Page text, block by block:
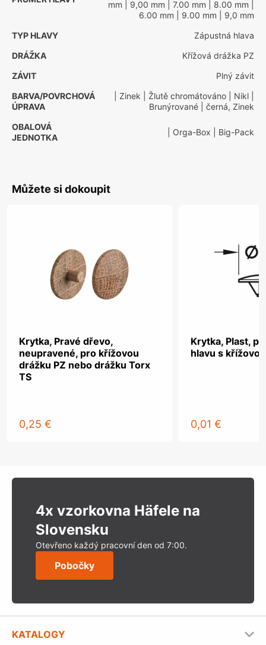
mm | 9,00 mm | 7.00 mm | 8.00 mm
6.00 mm | 9.00 mm | 9,0 mm
TYP HLAVY
Zápustná hlava
DRÁŽKA
Křížová drážka PZ
ZÁVIT
Plný závit
BARVA/POVRCHOVÁ
ÚPRAVA
| Zinek | Žlutě chromátováno | Nikl
Brunýrované | černá, Zinek
OBALOVÁ
JEDNOTKA
| Orga-Box | Big-Pack
Můžete si dokoupit
Krytka, Pravé dřevo,
neupravené, pro křížovou
drážku PZ nebo drážku Torx
TS
0,25 €
Krytka, Plast,
hlavu s
0,01 €
4x vzorkovna Häfele na
Slovensku
Otevřeno každý pracovní den od 7:00.
Pobočky
KATALOGY